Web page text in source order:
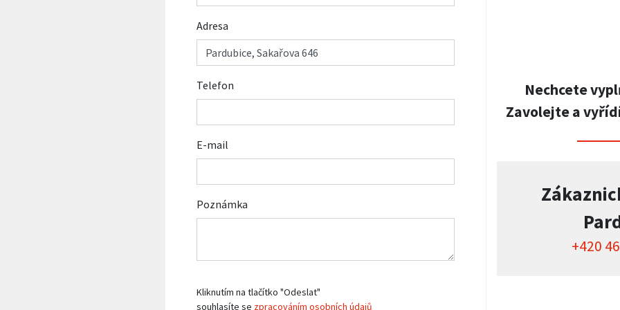
Adresa
Telefon
E-mail
Poznámka
Kliknutím na tlačítko "Odeslat"
souhlasíte se zpracováním osobních údajů
Nechcete
Zavolejte a
+420